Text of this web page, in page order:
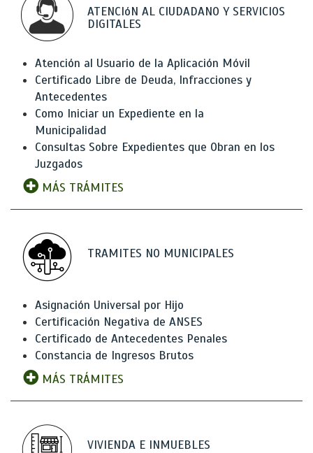
ATENCIóN AL CIUDADANO Y SERVICIOS
DIGITALES
Atención al Usuario de la Aplicación Móvil
Certificado Libre de Deuda, Infracciones y
Antecedentes
Como Iniciar un Expediente en la
Municipalidad
Consultas Sobre Expedientes que Obran en los
Juzgados
MÁS TRÁMITES
TRAMITES NO MUNICIPALES
Asignación Universal por Hijo
Certificación Negativa de ANSES
Certificado de Antecedentes Penales
Constancia de Ingresos Brutos
MÁS TRÁMITES
VIVIENDA E INMUEBLES